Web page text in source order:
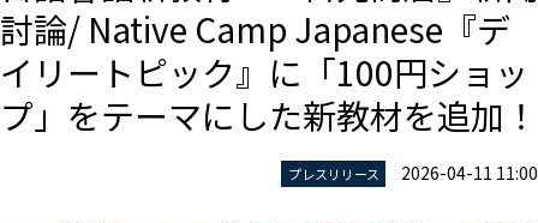
討論/ Native Camp Japanese『デ
イリートピック』に「100円ショッ
プ」をテーマにした新教材を追加！
プレスリリース 2026-04-11 11:00